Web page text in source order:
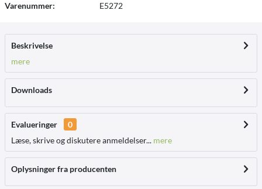
Varenummer: E5272
Beskrivelse
mere
Downloads
Evalueringer
0
Læse, skrive og diskutere anmeldelser... mere
Oplysninger fra producenten